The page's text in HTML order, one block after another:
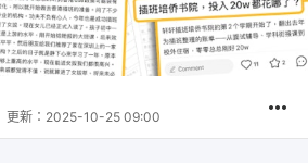
更新： 2025-10-25 09:00